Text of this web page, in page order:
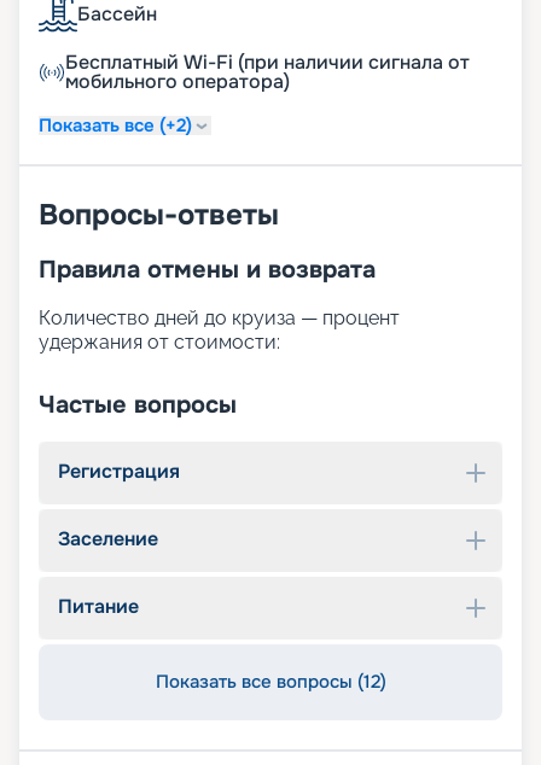
Бассейн
Бесплатный Wi-Fi (при наличии сигнала от
мобильного оператора)
Показать все (+2)
Вопросы-ответы
Правила отмены и возврата
Количество дней до круиза — процент
удержания от стоимости:
Частые вопросы
Регистрация
Заселение
Питание
Показать все вопросы (12)